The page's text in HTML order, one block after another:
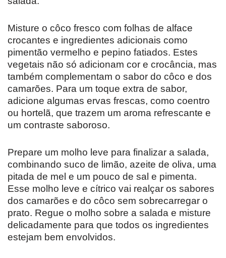
Misture o côco fresco com folhas de alface
crocantes e ingredientes adicionais como
pimentão vermelho e pepino fatiados. Estes
vegetais não só adicionam cor e crocância, mas
também complementam o sabor do côco e dos
camarões. Para um toque extra de sabor,
adicione algumas ervas frescas, como coentro
ou hortelã, que trazem um aroma refrescante e
um contraste saboroso.
Prepare um molho leve para finalizar a salada,
combinando suco de limão, azeite de oliva, uma
pitada de mel e um pouco de sal e pimenta.
Esse molho leve e cítrico vai realçar os sabores
dos camarões e do côco sem sobrecarregar o
prato. Regue o molho sobre a salada e misture
delicadamente para que todos os ingredientes
estejam bem envolvidos.